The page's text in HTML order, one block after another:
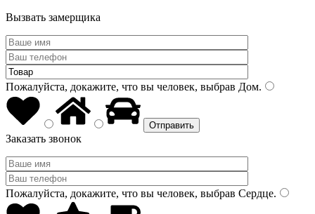
Вызвать замерщика
Пожалуйста, докажите, что вы человек, выбрав Дом.
Заказать звонок
Пожалуйста, докажите, что вы человек, выбрав Сердце.